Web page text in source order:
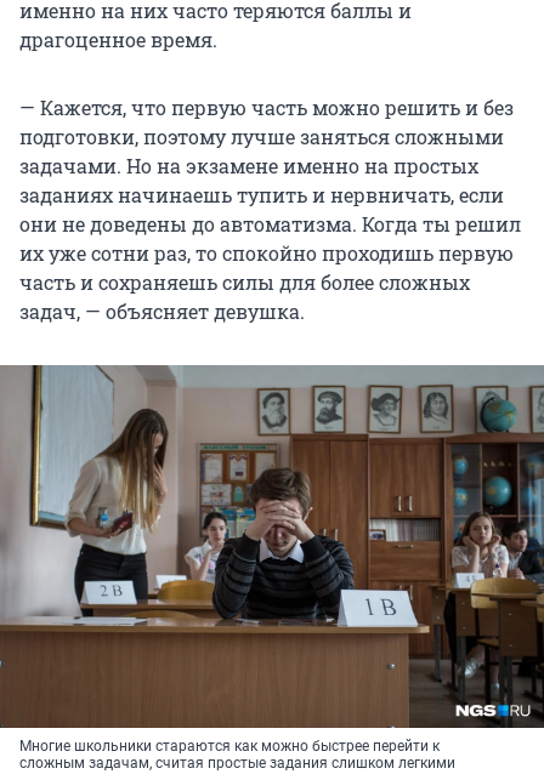
именно на них часто теряются баллы и
драгоценное время.
— Кажется, что первую часть можно решить и без
подготовки, поэтому лучше заняться сложными
задачами. Но на экзамене именно на простых
заданиях начинаешь тупить и нервничать, если
они не доведены до автоматизма. Когда ты решил
их уже сотни раз, то спокойно проходишь первую
часть и сохраняешь силы для более сложных
задач, — объясняет девушка.
Многие школьники стараются как можно быстрее перейти к
сложным задачам, считая простые задания слишком легкими